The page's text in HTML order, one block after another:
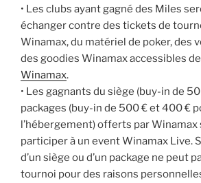
• Les clubs ayant gagné des Miles
échanger contre des tickets de
Winamax, du matériel de poker, des
des goodies Winamax accessibles
Winamax.
• Les gagnants du siège (buy-in de
packages (buy-in de 500 € et 400 €
l’hébergement) offerts par Winamax
participer à un event Winamax Live.
d’un siège ou d’un package ne peut
tournoi pour des raisons